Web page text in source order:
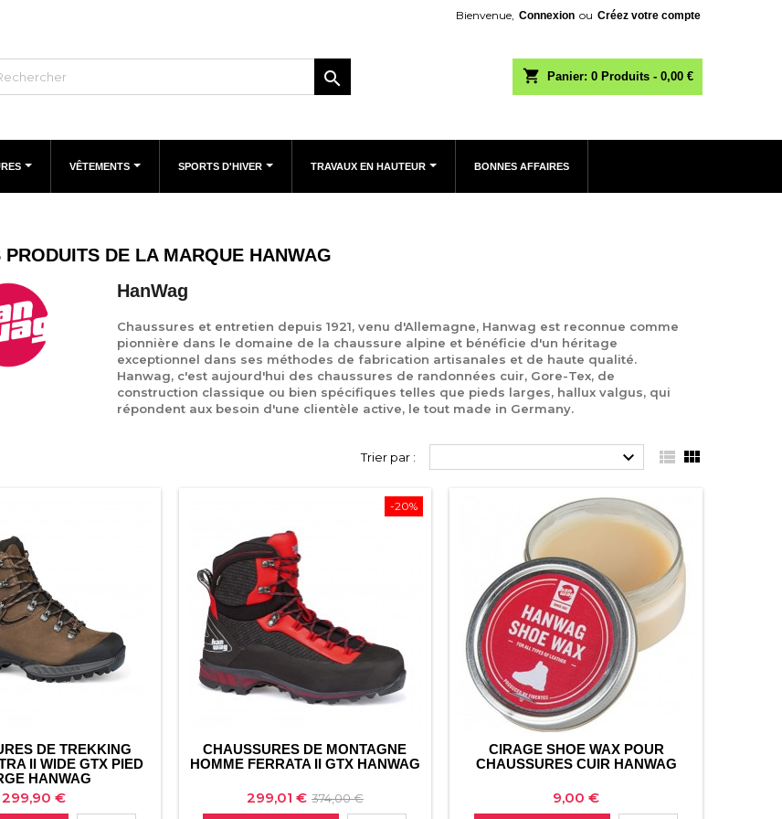
Bienvenue, Connexion ou Créez votre compte
shopping_cart Panier: 0 Produits - 0,00 €

VÊTEMENTS SPORTS D'HIVER TRAVAUX EN HAUTEUR BONNES AFFAIRES
PRODUITS DE LA MARQUE HANWAG
HanWag
Chaussures et entretien depuis 1921, venu d'Allemagne, Hanwag est reconnue comme
pionnière dans le domaine de la chaussure alpine et bénéficie d'un héritage
exceptionnel dans ses méthodes de fabrication artisanales et de haute qualité.
Hanwag, c'est aujourd'hui des chaussures de randonnées cuir, Gore-Tex, de
construction classique ou bien spécifiques telles que pieds larges, hallux valgus, qui
répondent aux besoin d'une clientèle active, le tout made in Germany.
Trier par :   
DE TREKKING
II WIDE GTX PIED
HANWAG
Prix
299,90 €
-20%
CHAUSSURES DE MONTAGNE
HOMME FERRATA II GTX HANWAG
Prix
299,01 € Prix
374,00 €
CIRAGE SHOE WAX POUR
CHAUSSURES CUIR HANWAG
Prix
9,00 €